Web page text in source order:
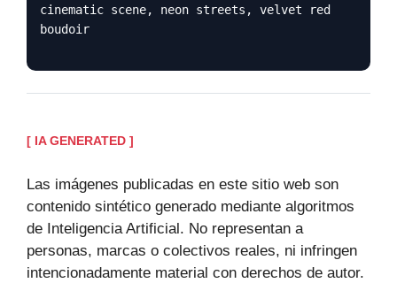
cinematic scene, neon streets, velvet red
boudoir
[ IA GENERATED ]
Las imágenes publicadas en este sitio web son
contenido sintético generado mediante algoritmos
de Inteligencia Artificial. No representan a
personas, marcas o colectivos reales, ni infringen
intencionadamente material con derechos de autor.